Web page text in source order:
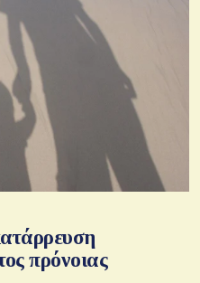
πρόνοιας